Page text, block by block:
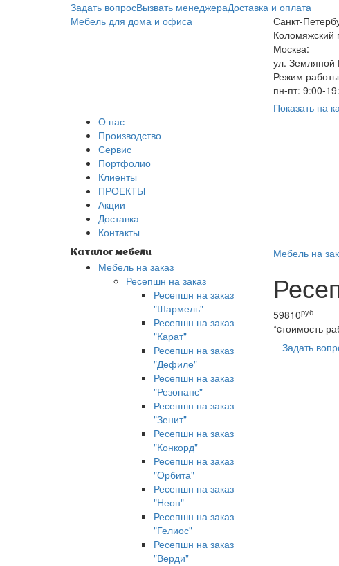
Задать вопросВызвать менеджераДоставка и оплата
Мебель для дома и офиса
Санкт-
Коломяжский
Москва:
ул. Земляной
Режим
пн-пт: 9:00-
Показать на
О нас
Производство
Сервис
Портфолио
Клиенты
ПРОЕКТЫ
Акции
Доставка
Контакты
Каталог мебели
Мебель на заказ
Ресепшн на заказ
Ресепшн на заказ
"Шармель"
Ресепшн на заказ
"Карат"
Ресепшн на заказ
"Дефиле"
Ресепшн на заказ
"Резонанс"
Ресепшн на заказ
"Зенит"
Ресепшн на заказ
"Конкорд"
Ресепшн на заказ
"Орбита"
Ресепшн на заказ
"Неон"
Ресепшн на заказ
"Гелиос"
Ресепшн на заказ
"Верди"
Мебель на
59810руб
*cтоимость
Задать